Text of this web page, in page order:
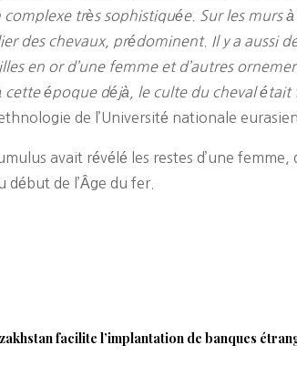
très sophistiquée. Sur les murs à
des chevaux, prédominent. Il y a aussi
en or d’une femme et d’autres
époque déjà, le culte du cheval était
de l’Université nationale
avait révélé les restes d’une femme,
de l’Âge du fer.
facilite l’implantation de banques